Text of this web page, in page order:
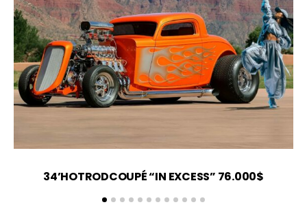
34’HOTRODCOUPÉ “IN EXCESS” 76.000$